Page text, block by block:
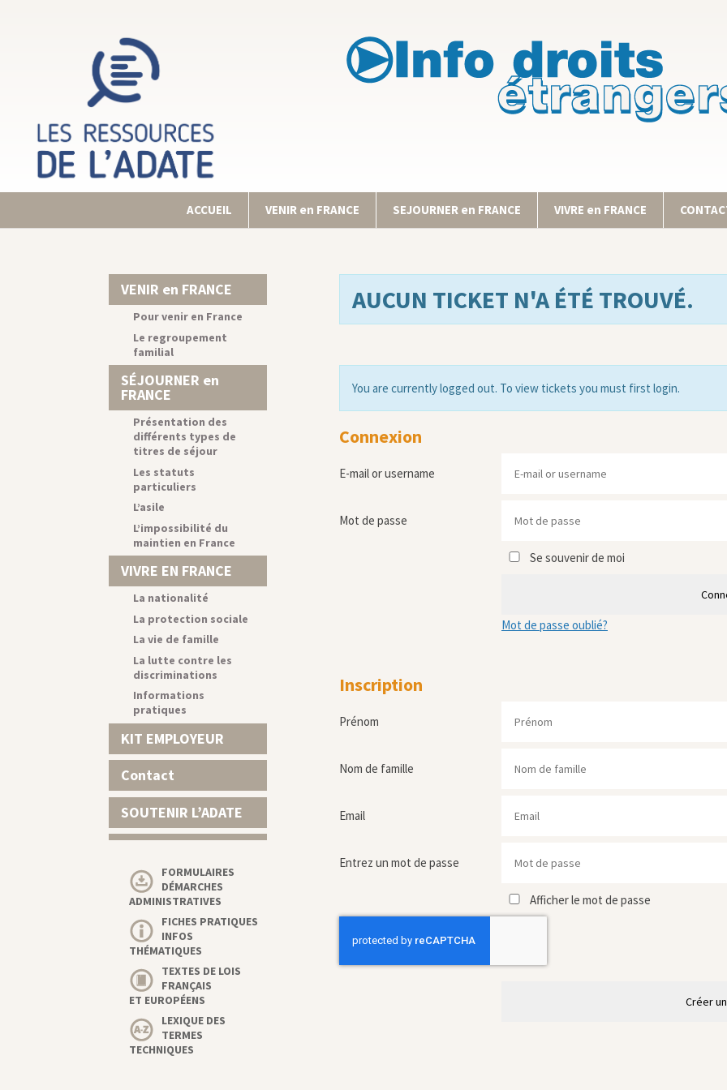
ACCUEIL VENIR en FRANCE SEJOURNER en FRANCE VIVRE en FRANCE
AUCUN TICKET N'A ÉTÉ TROUVÉ.
You are currently logged out. To view tickets you must first login.
Connexion
E-mail or username
Mot de passe
Se souvenir de moi
Mot de passe oublié?
Inscription
Prénom
Nom de famille
Email
Entrez un mot de passe
Afficher le mot de passe
Créer
VENIR en FRANCE
Pour venir en France
Le regroupement
familial
SÉJOURNER en
FRANCE
Présentation des
différents types de
titres de séjour
Les statuts
particuliers
L’asile
L’impossibilité du
maintien en France
VIVRE EN FRANCE
La nationalité
La protection sociale
La vie de famille
La lutte contre les
discriminations
Informations
pratiques
KIT EMPLOYEUR
Contact
SOUTENIR L’ADATE
FORMULAIRES
DÉMARCHES
ADMINISTRATIVES
FICHES PRATIQUES
INFOS
THÉMATIQUES
TEXTES DE LOIS
FRANÇAIS
ET EUROPÉENS
LEXIQUE DES
TERMES
TECHNIQUES